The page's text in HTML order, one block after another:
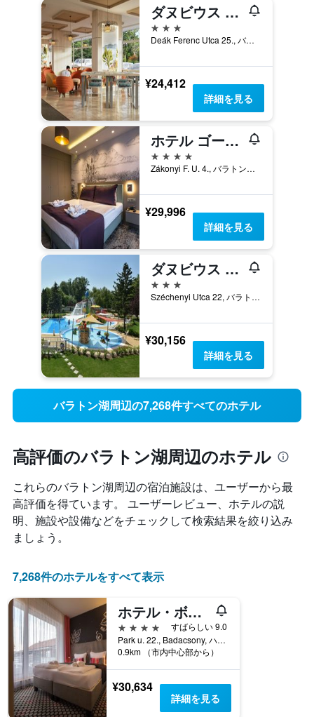
ダヌビウス ホテル アナベラ
3つ星
Deák Ferenc Utca 25., バラトンフレド, ハンガリー
¥24,412
詳細を見る
ホテル ゴールデン レイク リゾート
4つ星
Zákonyi F. U. 4., バラトンフレド, ハンガリー
¥29,996
詳細を見る
ダヌビウス ホテル マリーナ
3つ星
Széchenyi Utca 22, バラトンフレド, ハンガリー
¥30,156
詳細を見る
バラトン湖周辺の7,268件すべてのホテル
高評価のバラトン湖周辺のホテル
これらのバラトン湖周辺​の宿泊施設は、ユーザーから最
高評価を得ています。 ユーザーレビュー、ホテルの説
明、施設や設備などをチェックして検索結果を絞り込み
ましょう。
7,268件のホテルをすべて表示
ホテル・ボンヴィーノ・ワイン＆スパ
4つ星
すばらしい 9.0
Park u. 22., Badacsony, ハンガリー
0.9km （市内中心部から）
¥30,634
詳細を見る